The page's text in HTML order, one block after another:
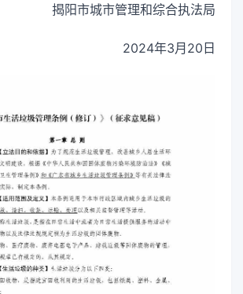
揭阳市城市管理和综合执法局
2024年3月20日